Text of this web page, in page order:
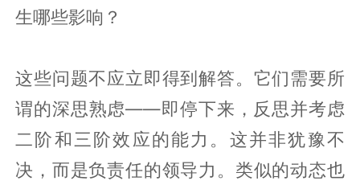
生哪些影响？
这些问题不应立即得到解答。它们需要所
谓的深思熟虑——即停下来，反思并考虑
二阶和三阶效应的能力。这并非犹豫不
决，而是负责任的领导力。类似的动态也